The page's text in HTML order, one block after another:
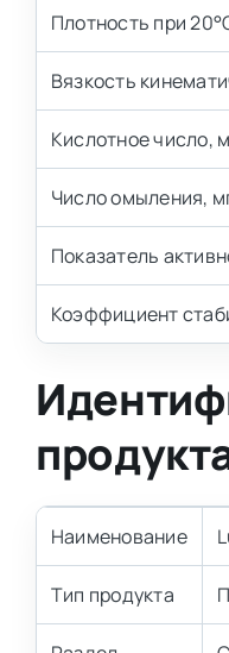
Плотность при
Вязкость
Кислотное число,
Число омыления,
Показатель
Коэффициент
Наименование
Тип продукта